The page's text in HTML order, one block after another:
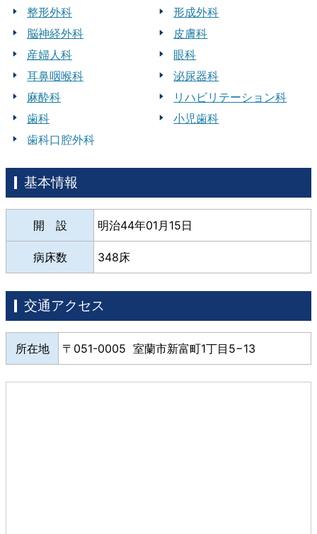
整形外科
形成外科
脳神経外科
皮膚科
産婦人科
眼科
耳鼻咽喉科
泌尿器科
麻酔科
リハビリテーション科
歯科
小児歯科
歯科口腔外科
基本情報
開 設 明治44年01月15日
病床数 348床
交通アクセス
所在地 051-0005 室蘭市新富町1丁目5−13